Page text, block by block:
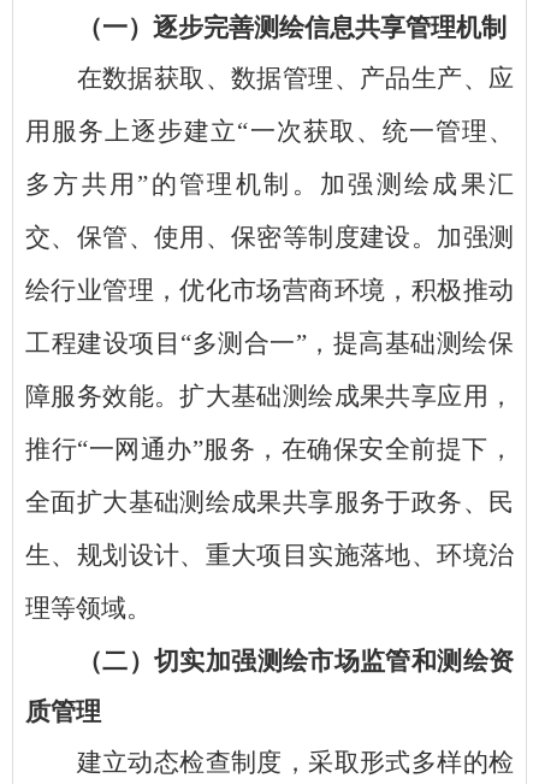
（一）逐步完善测绘信息共享管理机制
在数据获取、数据管理、产品生产、应
用服务上逐步建立“一次获取、统一管理、
多方共用”的管理机制。加强测绘成果汇
交、保管、使用、保密等制度建设。加强测
绘行业管理，优化市场营商环境，积极推动
工程建设项目“多测合一”，提高基础测绘保
障服务效能。扩大基础测绘成果共享应用，
推行“一网通办”服务，在确保安全前提下，
全面扩大基础测绘成果共享服务于政务、民
生、规划设计、重大项目实施落地、环境治
理等领域。
（二）切实加强测绘市场监管和测绘资
质管理
建立动态检查制度，采取形式多样的检